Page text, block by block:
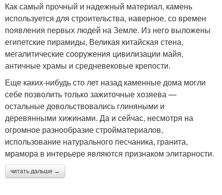
Как самый прочный и надежный материал, камень
используется для строительства, наверное, со времен
появления первых людей на Земле. Из него выложены
египетские пирамиды, Великая китайская стена,
мегалитические сооружения цивилизации майя,
античные храмы и средневековые крепости.
Еще каких-нибудь сто лет назад каменные дома могли
себе позволить только зажиточные хозяева —
остальные довольствовались глиняными и
деревянными хижинами. Да и сейчас, несмотря на
огромное разнообразие стройматериалов,
использование натурального песчаника, гранита,
мрамора в интерьере являются признаком элитарности.
читать дальше →